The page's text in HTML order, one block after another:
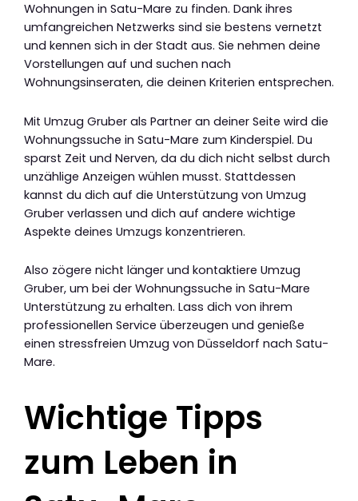
Wohnungen in Satu-Mare zu finden. Dank ihres
umfangreichen Netzwerks sind sie bestens vernetzt
und kennen sich in der Stadt aus. Sie nehmen deine
Vorstellungen auf und suchen nach
Wohnungsinseraten, die deinen Kriterien entsprechen.
Mit Umzug Gruber als Partner an deiner Seite wird die
Wohnungssuche in Satu-Mare zum Kinderspiel. Du
sparst Zeit und Nerven, da du dich nicht selbst durch
unzählige Anzeigen wühlen musst. Stattdessen
kannst du dich auf die Unterstützung von Umzug
Gruber verlassen und dich auf andere wichtige
Aspekte deines Umzugs konzentrieren.
Also zögere nicht länger und kontaktiere Umzug
Gruber, um bei der Wohnungssuche in Satu-Mare
Unterstützung zu erhalten. Lass dich von ihrem
professionellen Service überzeugen und genieße
einen stressfreien Umzug von Düsseldorf nach Satu-
Mare.
Wichtige Tipps
zum Leben in